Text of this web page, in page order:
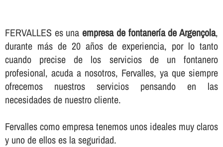
FERVALLES es unaempresa de fontanerí­a de Argençola,
durante más de 20 años de experiencia, por lo tanto
cuando precise de los servicios de un fontanero
profesional, acuda a nosotros, Fervalles, ya que siempre
ofrecemos nuestros servicios pensando en las
necesidades de nuestro cliente.
Fervalles como empresa tenemos unos ideales muy claros
y uno de ellos es la seguridad.